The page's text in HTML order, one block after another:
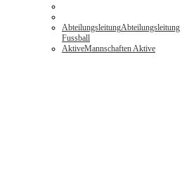
AbteilungsleitungAbteilungsleitung
Fussball
AktiveMannschaften Aktive